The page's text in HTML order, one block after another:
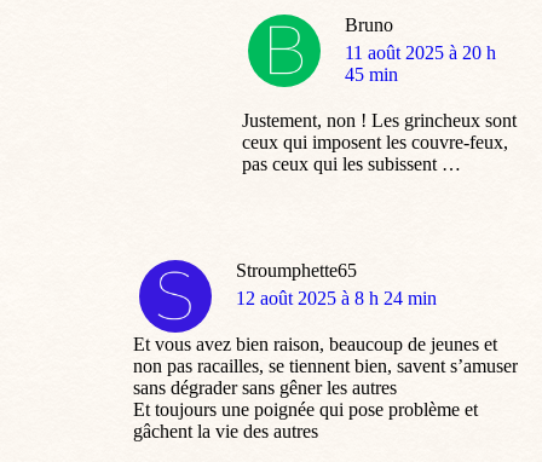
Bruno
dit
:
11 août 2025 à 20 h
45 min
Justement, non ! Les grincheux sont
ceux qui imposent les couvre-feux,
pas ceux qui les subissent …
Stroumphette65
dit
12 août 2025 à 8 h 24 min
Et vous avez bien raison, beaucoup de jeunes et
non pas racailles, se tiennent bien, savent s’amuser
sans dégrader sans gêner les autres
Et toujours une poignée qui pose problème et
gâchent la vie des autres